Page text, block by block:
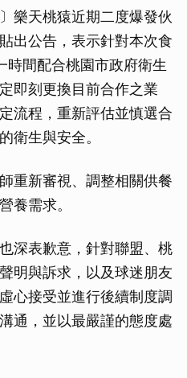
樂天桃猿近期二度爆發伙
出公告，表示針對本次食
時間配合桃園市政府衛生
即刻更換目前合作之業
流程，重新評估並慎選合
衛生與安全。
重新審視、調整相關供餐
養需求。
深表歉意，針對聯盟、桃
明與訴求，以及球迷朋友
心接受並進行後續制度調
通，並以最嚴謹的態度處